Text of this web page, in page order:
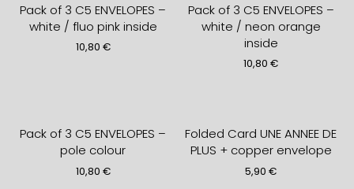
Pack of 3 C5 ENVELOPES –
white / fluo pink inside
10,80 €
Pack of 3 C5 ENVELOPES –
white / neon orange
inside
10,80€
Pack of 3 C5 ENVELOPES –
pole colour
10,80 €
Folded Card UNE ANNEE DE
PLUS + copper envelope
5,90€